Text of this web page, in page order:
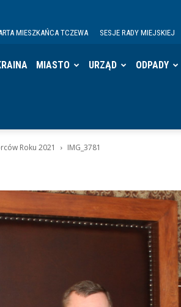
MIESZKAŃCA TCZEWA SESJE RADY MIEJSKIEJ
MIASTO URZĄD ODPADY
Roku 2021 IMG_3781